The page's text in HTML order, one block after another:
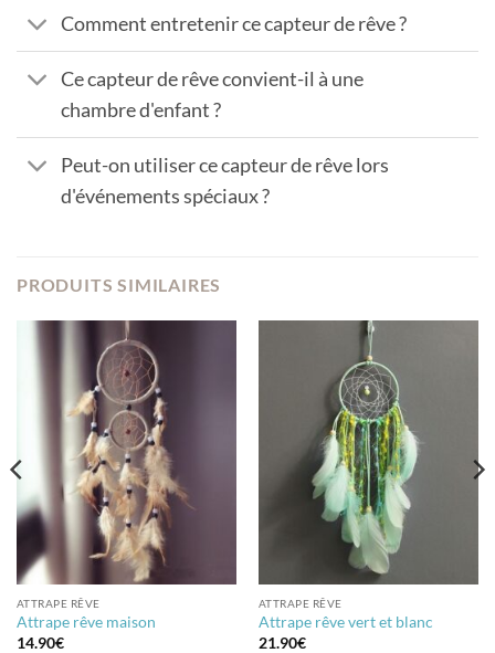
Comment entretenir ce capteur de rêve ?
Ce capteur de rêve convient-il à une
chambre d'enfant ?
Peut-on utiliser ce capteur de rêve lors
d'événements spéciaux ?
PRODUITS SIMILAIRES
ATTRAPE RÊVE
Attrape rêve maison
14.90€
ATTRAPE RÊVE
Attrape rêve vert et blanc
21.90€